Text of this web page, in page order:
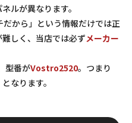
ルが異なります。
から」という情報だけでは正
しく、当店では必ずメーカー
型番がVostro2520。つまり
なります。